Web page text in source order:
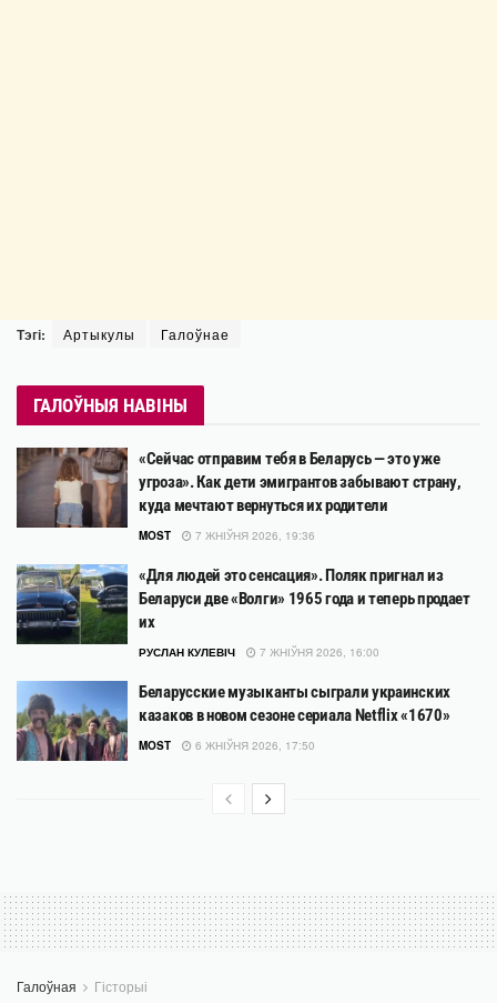
Тэгі: Артыкулы Галоўнае
ГАЛОЎНЫЯ НАВІНЫ
«Сейчас отправим тебя в Беларусь — это уже
угроза». Как дети эмигрантов забывают страну,
куда мечтают вернуться их родители
MOST 7 ЖНІЎНЯ 2026, 19:36
«Для людей это сенсация». Поляк пригнал из
Беларуси две «Волги» 1965 года и теперь продает
их
РУСЛАН КУЛЕВІЧ 7 ЖНІЎНЯ 2026, 16:00
Беларусские музыканты сыграли украинских
казаков в новом сезоне сериала Netflix «1670»
MOST 6 ЖНІЎНЯ 2026, 17:50
Галоўная Гісторыі